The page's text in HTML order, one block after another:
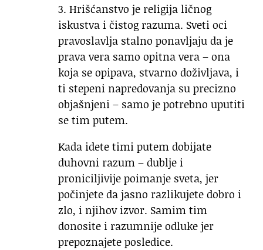
3. Hrišćanstvo je religija ličnog
iskustva i čistog razuma. Sveti oci
pravoslavlja stalno ponavljaju da je
prava vera samo opitna vera – ona
koja se opipava, stvarno doživljava, i
ti stepeni napredovanja su precizno
objašnjeni – samo je potrebno uputiti
se tim putem.
Kada idete timi putem dobijate
duhovni razum – dublje i
proniciljivije poimanje sveta, jer
počinjete da jasno razlikujete dobro i
zlo, i njihov izvor. Samim tim
donosite i razumnije odluke jer
prepoznajete posledice.